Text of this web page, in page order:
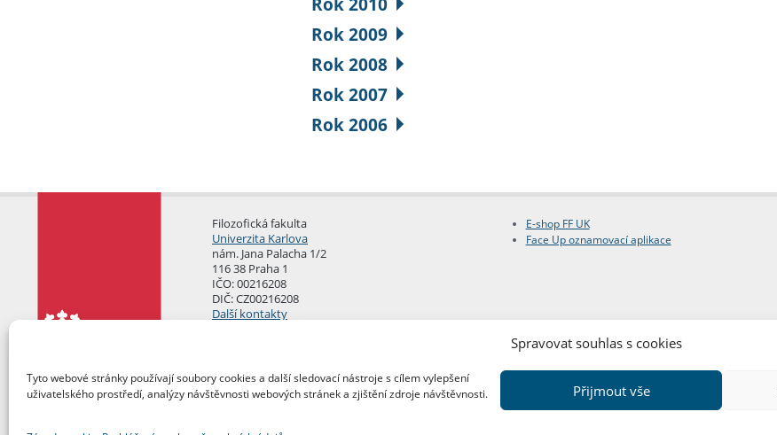
Spravovat souhlas s cookies
Tyto webové stránky používají soubory cookies a další sledovací nástroje s cílem vylepšení
uživatelského prostředí, analýzy návštěvnosti webových stránek a zjištění zdroje návštěvnosti.
Přijmout vše
Rok 2009
Rok 2008
Rok 2007
Rok 2006
Filozofická fakulta
Univerzita Karlova
nám. Jana Palacha 1/2
116 38 Praha 1
IČO: 00216208
DIČ: CZ00216208
Další kontakty
E-shop FF UK
Face Up oznamovací aplikace